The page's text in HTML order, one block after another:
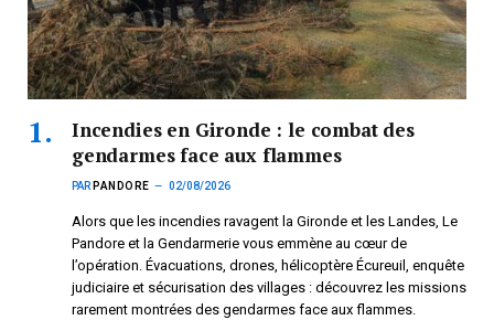
Incendies en Gironde : le combat des
gendarmes face aux flammes
PAR PANDORE 02/08/2026
Alors que les incendies ravagent la Gironde et les Landes, Le
Pandore et la Gendarmerie vous emmène au cœur de
l’opération. Évacuations, drones, hélicoptère Écureuil, enquête
judiciaire et sécurisation des villages : découvrez les missions
rarement montrées des gendarmes face aux flammes.